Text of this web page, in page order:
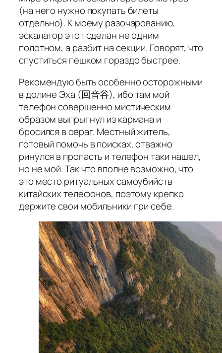
(на него нужно покупать билеты
отдельно). К моему разочарованию,
эскалатор этот сделан не одним
полотном, а разбит на секции. Говорят, что
спуститься пешком гораздо быстрее.
Рекомендую быть особенно осторожными
в долине Эха (回音谷), ибо там мой
телефон совершенно мистическим
образом выпрыгнул из кармана и
бросился в овраг. Местный житель,
готовый помочь в поисках, отважно
ринулся в пропасть и телефон таки нашел,
но не мой. Так что вполне возможно, что
это место ритуальных самоубийств
китайских телефонов, поэтому крепко
держите свои мобильники при себе.